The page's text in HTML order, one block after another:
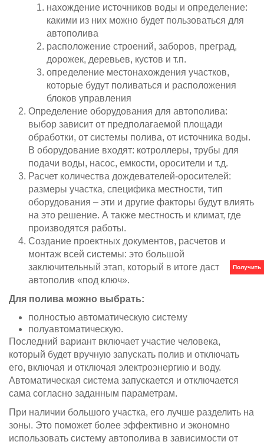
Получить
нахождение источников воды и определение:
какими из них можно будет пользоваться для
автополива
расположение строений, заборов, преград,
дорожек, деревьев, кустов и т.п.
определение местонахождения участков,
которые будут поливаться и расположения
блоков управления
Определение оборудования для автополива:
выбор зависит от предполагаемой площади
обработки, от системы полива, от источника воды.
В оборудование входят: котроллеры, трубы для
подачи воды, насос, емкости, оросители и т.д.
Расчет количества дождевателей-оросителей:
размеры участка, специфика местности, тип
оборудования – эти и другие факторы будут влиять
на это решение. А также местность и климат, где
производятся работы.
Создание проектных документов, расчетов и
монтаж всей системы: это большой
заключительный этап, который в итоге даст
автополив «под ключ».
Для полива можно выбрать:
полностью автоматическую систему
полуавтоматическую.
Последний вариант включает участие человека,
который будет вручную запускать полив и отключать
его, включая и отключая электроэнергию и воду.
Автоматическая система запускается и отключается
сама согласно заданным параметрам.
При наличии большого участка, его лучше разделить на
зоны. Это поможет более эффективно и экономно
использовать систему автополива в зависимости от